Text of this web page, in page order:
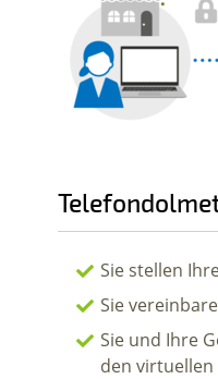
Sie stellen
Sie
Sie und Ihre
den